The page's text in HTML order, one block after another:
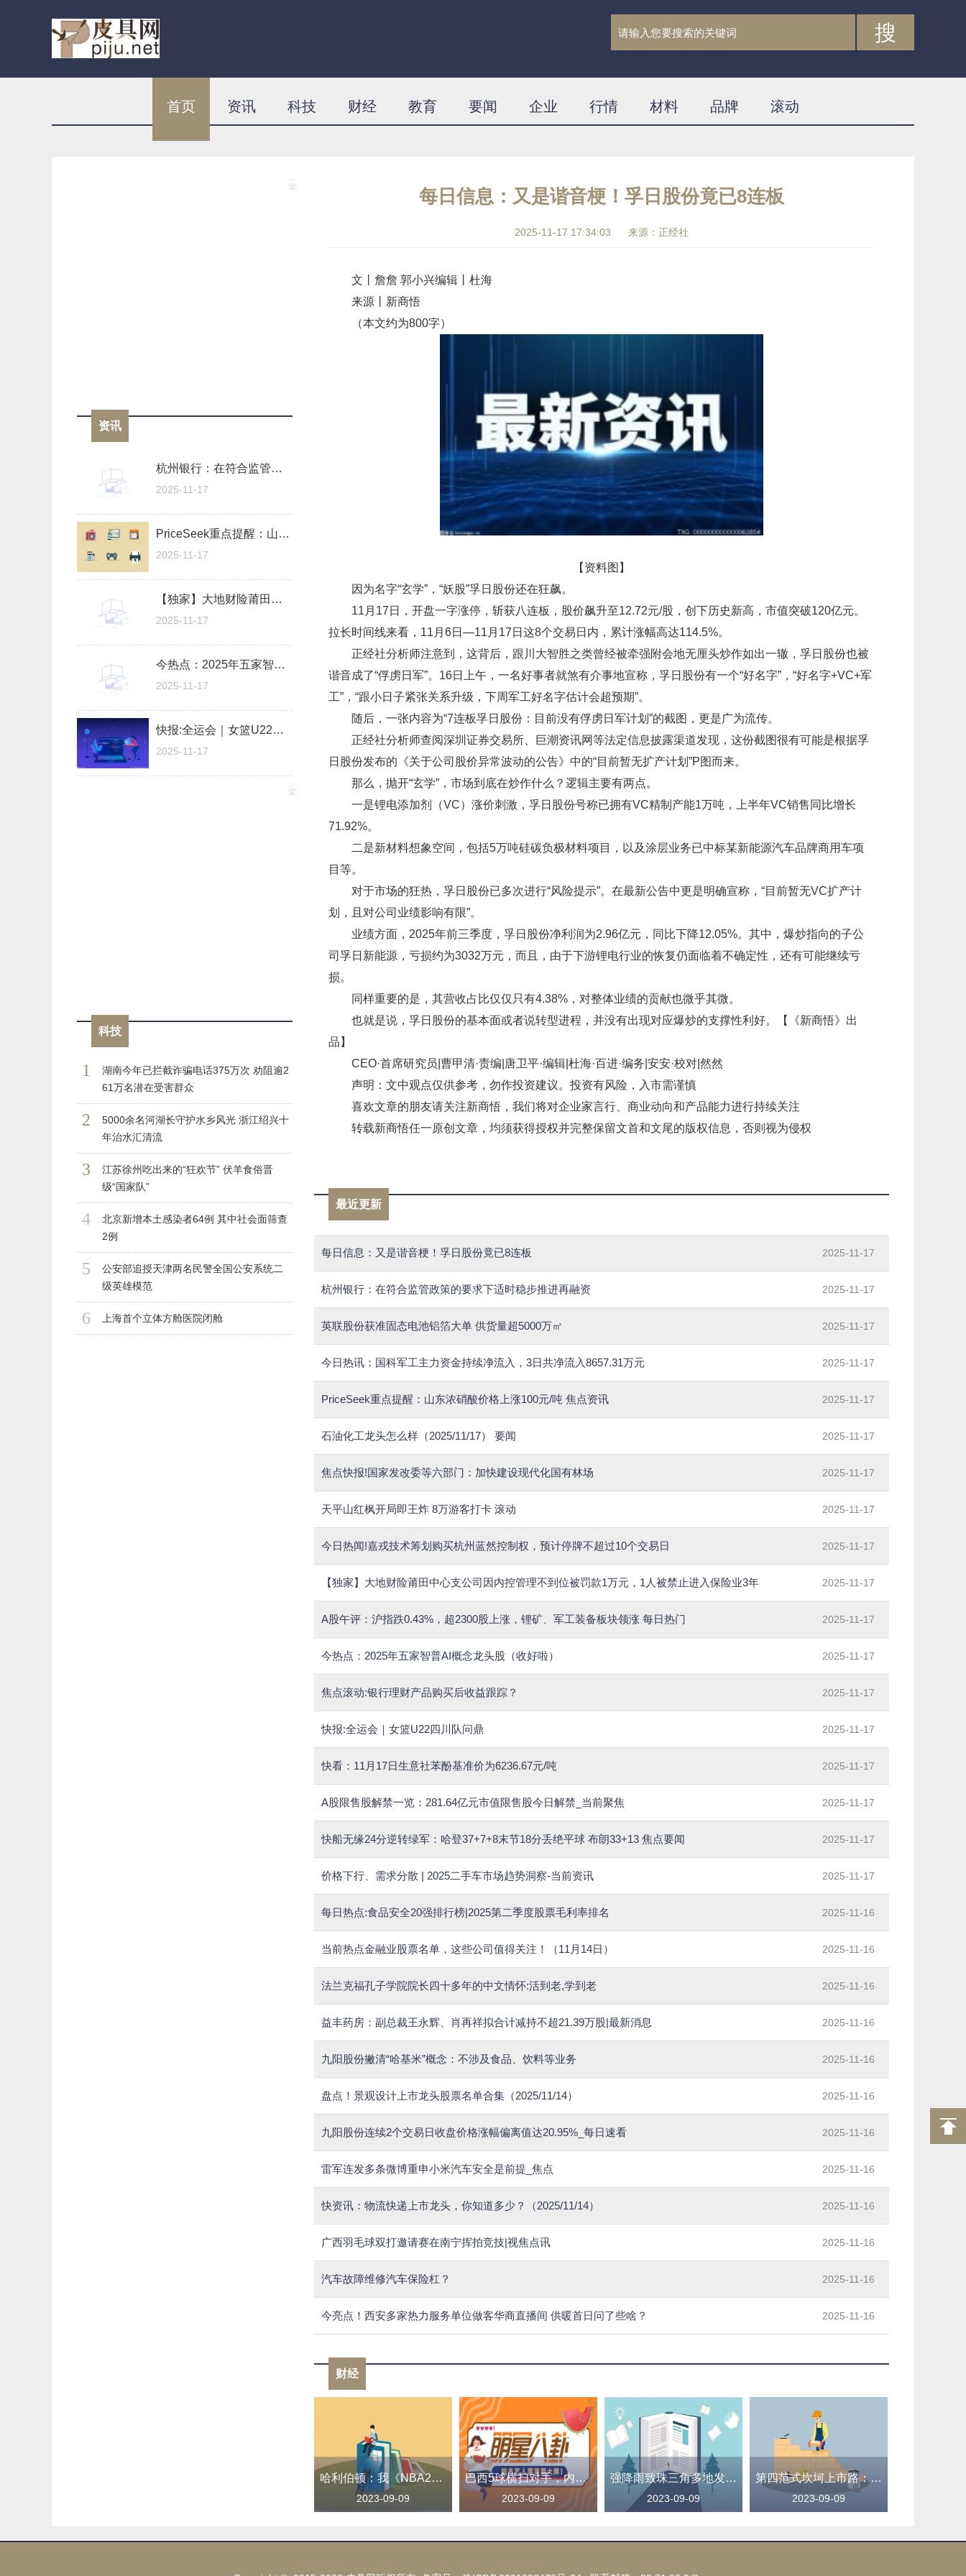
搜
首页 资讯 科技 财经 教育 要闻 企业 行情 材料 品牌 滚动
资讯
杭州银行：在符合监管政策的要求下适时稳步推进再融资
2025-11-17
PriceSeek重点提醒：山东浓硝酸价格上涨100元/吨 焦点资讯
2025-11-17
【独家】大地财险莆田中心支公司因内控管理不到位被罚款1万元，1人被禁止进入保险业3年
2025-11-17
今热点：2025年五家智普AI概念龙头股（收好啦）
2025-11-17
快报:全运会｜女篮U22四川队问鼎
2025-11-17
科技
1
湖南今年已拦截诈骗电话375万次 劝阻逾2
61万名潜在受害群众
2
5000余名河湖长守护水乡风光 浙江绍兴十
年治水汇清流
3
江苏徐州吃出来的“狂欢节” 伏羊食俗晋
级“国家队”
4
北京新增本土感染者64例 其中社会面筛查
2例
5
公安部追授天津两名民警全国公安系统二
级英雄模范
6 上海首个立体方舱医院闭舱
每日信息：又是谐音梗！孚日股份竟已8连板
2025-11-17 17:34:03 来源：正经社
文丨詹詹 郭小兴编辑丨杜海
来源丨新商悟
（本文约为800字）
【资料图】
因为名字“玄学”，“妖股”孚日股份还在狂飙。
11月17日，开盘一字涨停，斩获八连板，股价飙升至12.72元/股，创下历史新高，市值突破120亿元。
拉长时间线来看，11月6日—11月17日这8个交易日内，累计涨幅高达114.5%。
正经社分析师注意到，这背后，跟川大智胜之类曾经被牵强附会地无厘头炒作如出一辙，孚日股份也被
谐音成了“俘虏日军”。16日上午，一名好事者就煞有介事地宣称，孚日股份有一个“好名字”，“好名字+VC+军
工”，“跟小日子紧张关系升级，下周军工好名字估计会超预期”。
随后，一张内容为“7连板孚日股份：目前没有俘虏日军计划”的截图，更是广为流传。
正经社分析师查阅深圳证券交易所、巨潮资讯网等法定信息披露渠道发现，这份截图很有可能是根据孚
日股份发布的《关于公司股价异常波动的公告》中的“目前暂无扩产计划”P图而来。
那么，抛开“玄学”，市场到底在炒作什么？逻辑主要有两点。
一是锂电添加剂（VC）涨价刺激，孚日股份号称已拥有VC精制产能1万吨，上半年VC销售同比增长
71.92%。
二是新材料想象空间，包括5万吨硅碳负极材料项目，以及涂层业务已中标某新能源汽车品牌商用车项
目等。
对于市场的狂热，孚日股份已多次进行“风险提示”。在最新公告中更是明确宣称，“目前暂无VC扩产计
划，且对公司业绩影响有限”。
业绩方面，2025年前三季度，孚日股份净利润为2.96亿元，同比下降12.05%。其中，爆炒指向的子公
司孚日新能源，亏损约为3032万元，而且，由于下游锂电行业的恢复仍面临着不确定性，还有可能继续亏
损。
同样重要的是，其营收占比仅仅只有4.38%，对整体业绩的贡献也微乎其微。
也就是说，孚日股份的基本面或者说转型进程，并没有出现对应爆炒的支撑性利好。【《新商悟》出
品】
CEO·首席研究员|曹甲清·责编|唐卫平·编辑|杜海·百进·编务|安安·校对|然然
声明：文中观点仅供参考，勿作投资建议。投资有风险，入市需谨慎
喜欢文章的朋友请关注新商悟，我们将对企业家言行、商业动向和产品能力进行持续关注
转载新商悟任一原创文章，均须获得授权并完整保留文首和文尾的版权信息，否则视为侵权
最近更新
每日信息：又是谐音梗！孚日股份竟已8连板 2025-11-17
杭州银行：在符合监管政策的要求下适时稳步推进再融资 2025-11-17
英联股份获准固态电池铝箔大单 供货量超5000万㎡ 2025-11-17
今日热讯：国科军工主力资金持续净流入，3日共净流入8657.31万元 2025-11-17
PriceSeek重点提醒：山东浓硝酸价格上涨100元/吨 焦点资讯 2025-11-17
石油化工龙头怎么样（2025/11/17） 要闻 2025-11-17
焦点快报!国家发改委等六部门：加快建设现代化国有林场 2025-11-17
天平山红枫开局即王炸 8万游客打卡 滚动 2025-11-17
今日热闻!嘉戎技术筹划购买杭州蓝然控制权，预计停牌不超过10个交易日 2025-11-17
【独家】大地财险莆田中心支公司因内控管理不到位被罚款1万元，1人被禁止进入保险业3年 2025-11-17
A股午评：沪指跌0.43%，超2300股上涨，锂矿、军工装备板块领涨 每日热门 2025-11-17
今热点：2025年五家智普AI概念龙头股（收好啦） 2025-11-17
焦点滚动:银行理财产品购买后收益跟踪？ 2025-11-17
快报:全运会｜女篮U22四川队问鼎 2025-11-17
快看：11月17日生意社苯酚基准价为6236.67元/吨 2025-11-17
A股限售股解禁一览：281.64亿元市值限售股今日解禁_当前聚焦 2025-11-17
快船无缘24分逆转绿军：哈登37+7+8末节18分丢绝平球 布朗33+13 焦点要闻 2025-11-17
价格下行、需求分散 | 2025二手车市场趋势洞察-当前资讯 2025-11-17
每日热点:食品安全20强排行榜|2025第二季度股票毛利率排名 2025-11-16
当前热点金融业股票名单，这些公司值得关注！（11月14日） 2025-11-16
法兰克福孔子学院院长四十多年的中文情怀:活到老,学到老 2025-11-16
益丰药房：副总裁王永辉、肖再祥拟合计减持不超21.39万股|最新消息 2025-11-16
九阳股份撇清“哈基米”概念：不涉及食品、饮料等业务 2025-11-16
盘点！景观设计上市龙头股票名单合集（2025/11/14） 2025-11-16
九阳股份连续2个交易日收盘价格涨幅偏离值达20.95%_每日速看 2025-11-16
雷军连发多条微博重申小米汽车安全是前提_焦点 2025-11-16
快资讯：物流快递上市龙头，你知道多少？（2025/11/14） 2025-11-16
广西羽毛球双打邀请赛在南宁挥拍竞技|视焦点讯 2025-11-16
汽车故障维修汽车保险杠？ 2025-11-16
今亮点！西安多家热力服务单位做客华商直播间 供暖首日问了些啥？ 2025-11-16
财经
哈利伯顿：我《NBA2K24》的突破扣篮只有65？别瞎搞了！
2023-09-09
巴西5球横扫对手，内马尔超越贝利独享历史射手王，创造伟大成就
2023-09-09
强降雨致珠三角多地发生内涝 广东全省提前转移8万余人
2023-09-09
第四范式坎坷上市路：三年四次递表终见曙光，AI路线双管齐下难料资本热度
2023-09-09